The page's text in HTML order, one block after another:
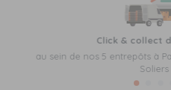
Click & collect
au sein de nos 5 entrepôts à
Soliers